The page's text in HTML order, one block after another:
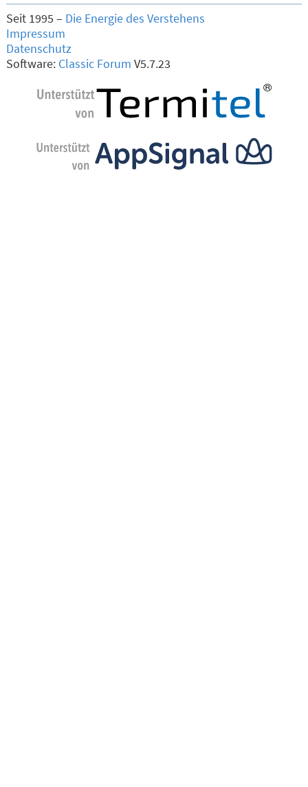
Seit 1995 – Die Energie des Verstehens
Impressum
Datenschutz
Software: Classic Forum V5.7.23